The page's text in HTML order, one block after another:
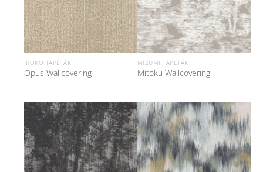
IROKO TAPÉTÁK
Opus Wallcovering
MIZUMI TAPÉTÁK
Mitoku Wallcovering